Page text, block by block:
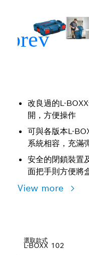
改良過的L-
開，方便操作
可與各版本L-
系統相容，充滿
安全的閉鎖裝置
面把手則方便將
View more
選取款式